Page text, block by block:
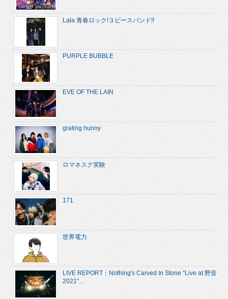
Lala 青春ロック!３ピースバンド!!
PURPLE BUBBLE
EVE OF THE LAIN
grating hunny
ロマネスク実験
171
世界電力
LIVE REPORT：Nothing's Carved In Stone “Live at 野音
2021”...